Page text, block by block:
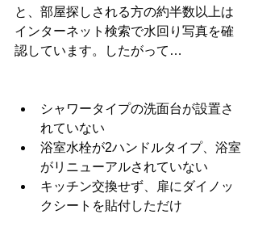
と、部屋探しされる方の約半数以上は
インターネット検索で水回り写真を確
認しています。したがって…
シャワータイプの洗面台が設置さ
れていない
浴室水栓が2ハンドルタイプ、浴室
がリニューアルされていない
キッチン交換せず、扉にダイノッ
クシートを貼付しただけ